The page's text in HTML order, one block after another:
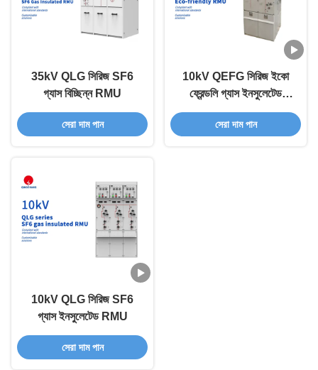
35kV QLG সিরিজ SF6
গ্যাস বিচ্ছিন্ন RMU
সেরা দাম পান
10kV QEFG সিরিজ ইকো
ফ্রেন্ডলি গ্যাস ইনসুলেটেড
আরএমইউ
সেরা দাম পান
10kV QLG সিরিজ SF6
গ্যাস ইনসুলেটেড RMU
সেরা দাম পান